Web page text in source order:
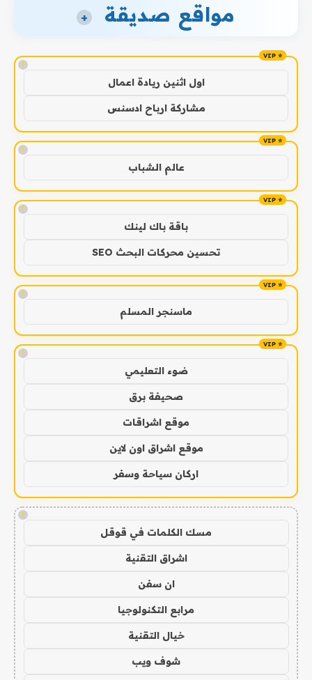
مواقع صديقة +
!
اول اثنين ريادة اعمال
مشاركة ارباح ادسنس
!
عالم الشباب
!
باقة باك لينك
تحسين محركات البحث SEO
!
ماسنجر المسلم
!
ضوء التعليمي
صحيفة برق
موقع اشراقات
موقع اشراق اون لاين
اركان سياحة وسفر
!
مسك الكلمات في قوقل
اشراق التقنية
ان سفن
مرابع التكنولوجيا
خيال التقنية
شوف ويب